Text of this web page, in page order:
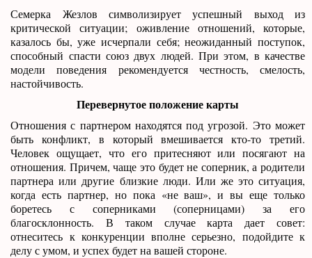
Семерка Жезлов символизирует успешный выход из
критической ситуации; оживление отношений, которые,
казалось бы, уже исчерпали себя; неожиданный поступок,
способный спасти союз двух людей. При этом, в качестве
модели поведения рекомендуется честность, смелость,
настойчивость.
Перевернутое положение карты
Отношения с партнером находятся под угрозой. Это может
быть конфликт, в который вмешивается кто-то третий.
Человек ощущает, что его притесняют или посягают на
отношения. Причем, чаще это будет не соперник, а родители
партнера или другие близкие люди. Или же это ситуация,
когда есть партнер, но пока «не ваш», и вы еще только
боретесь с соперниками (соперницами) за его
благосклонность. В таком случае карта дает совет:
отнеситесь к конкуренции вполне серьезно, подойдите к
делу с умом, и успех будет на вашей стороне.